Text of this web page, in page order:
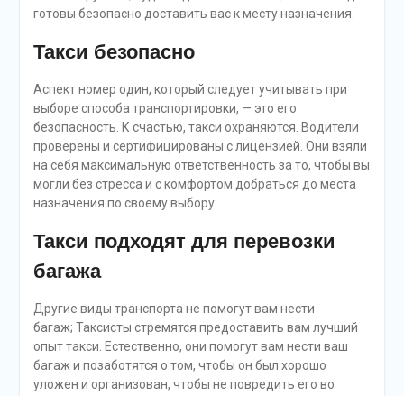
готовы безопасно доставить вас к месту назначения.
Такси безопасно
Аспект номер один, который следует учитывать при
выборе способа транспортировки, — это его
безопасность. К счастью, такси охраняются. Водители
проверены и сертифицированы с лицензией. Они взяли
на себя максимальную ответственность за то, чтобы вы
могли без стресса и с комфортом добраться до места
назначения по своему выбору.
Такси подходят для перевозки
багажа
Другие виды транспорта не помогут вам нести
багаж; Таксисты стремятся предоставить вам лучший
опыт такси. Естественно, они помогут вам нести ваш
багаж и позаботятся о том, чтобы он был хорошо
уложен и организован, чтобы не повредить его во